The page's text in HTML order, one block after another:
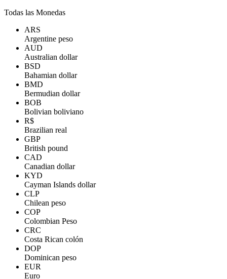
Todas las Monedas
ARS
Argentine peso
AUD
Australian dollar
BSD
Bahamian dollar
BMD
Bermudian dollar
BOB
Bolivian boliviano
R$
Brazilian real
GBP
British pound
CAD
Canadian dollar
KYD
Cayman Islands dollar
CLP
Chilean peso
COP
Colombian Peso
CRC
Costa Rican colón
DOP
Dominican peso
EUR
Euro